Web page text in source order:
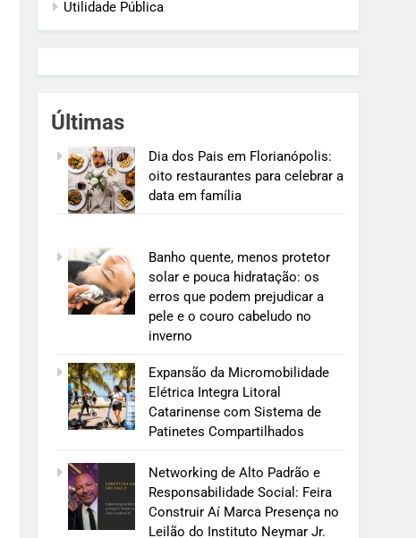
Utilidade Pública
Últimas
Dia dos Pais em Florianópolis:
oito restaurantes para celebrar a
data em família
Banho quente, menos protetor
solar e pouca hidratação: os
erros que podem prejudicar a
pele e o couro cabeludo no
inverno
Expansão da Micromobilidade
Elétrica Integra Litoral
Catarinense com Sistema de
Patinetes Compartilhados
Networking de Alto Padrão e
Responsabilidade Social: Feira
Construir Aí Marca Presença no
Leilão do Instituto Neymar Jr.